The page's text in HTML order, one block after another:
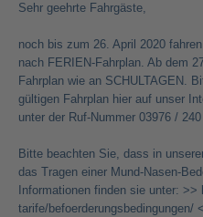
Sehr geehrte Fahrgäste,
noch bis zum 26. April 2020
nach FERIEN-Fahrplan. Ab dem
Fahrplan wie an SCHULTAGEN.
gültigen Fahrplan hier auf unser
unter der Ruf-Nummer 03976 /
Bitte beachten Sie, dass in
das Tragen einer Mund-Nasen-
Informationen finden sie unter: >>
tarife/befoerderungsbedingungen/